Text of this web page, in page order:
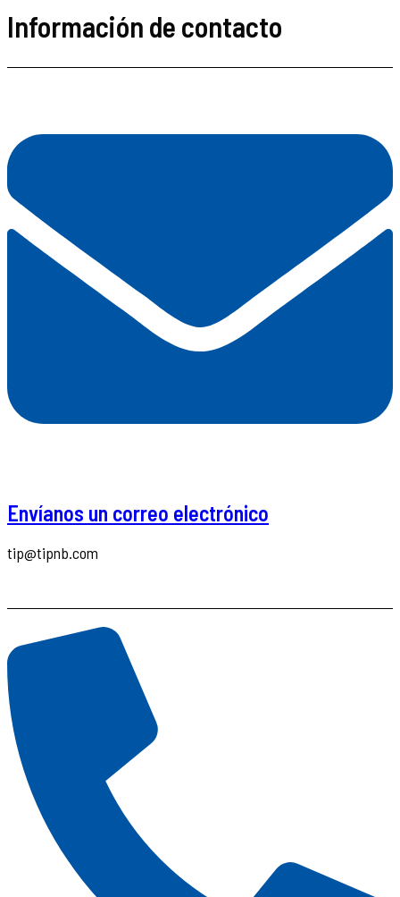
Información de contacto
Envíanos un correo electrónico
tip@tipnb.com